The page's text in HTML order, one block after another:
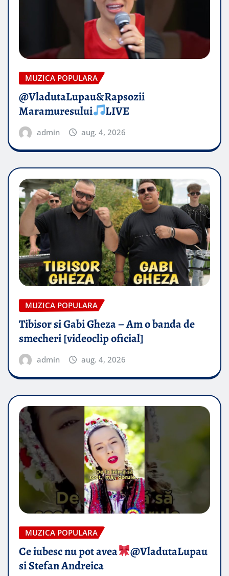
MUZICA POPULARA
@VladutaLupau&Rapsozii
Maramuresului
LIVE
admin aug. 4, 2026
MUZICA POPULARA
Tibisor si Gabi Gheza – Am o banda de
smecheri [videoclip oficial]
admin aug. 4, 2026
MUZICA POPULARA
Ce iubesc nu pot avea
​@VladutaLupau
si Stefan Andreica